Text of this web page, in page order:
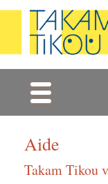
Aide
Takam Tikou